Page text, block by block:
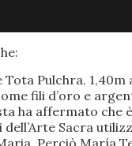
Pulchra.
fili d’oro e
ha affermato
Sacra
Perciò María